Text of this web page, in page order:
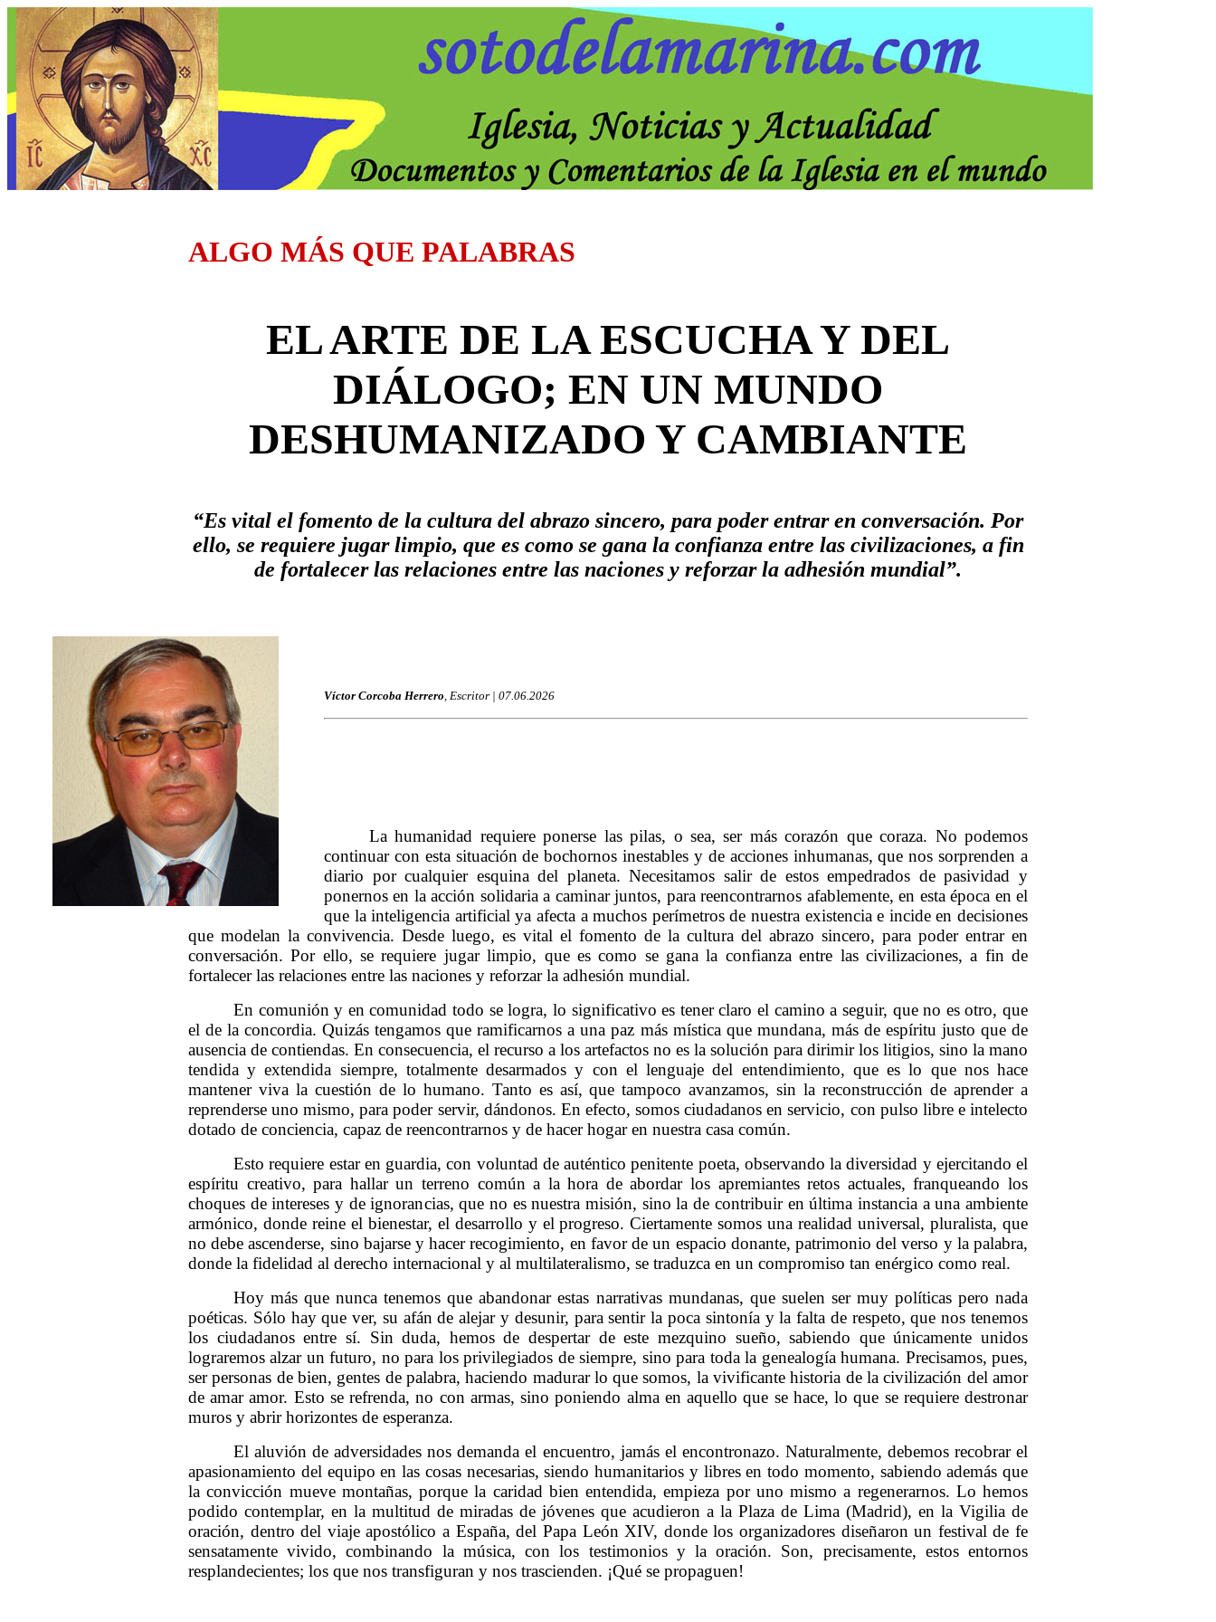
ALGO MÁS QUE PALABRAS
EL ARTE DE LA ESCUCHA Y DEL
DIÁLOGO; EN UN MUNDO
DESHUMANIZADO Y CAMBIANTE
“Es vital el fomento de la cultura del abrazo sincero, para poder entrar en conversación. Por
ello, se requiere jugar limpio, que es como se gana la confianza entre las civilizaciones, a fin
de fortalecer las relaciones entre las naciones y reforzar la adhesión mundial”.
Víctor Corcoba Herrero, Escritor | 07.06.2026
La humanidad requiere ponerse las pilas, o sea, ser más corazón que coraza. No podemos
continuar con esta situación de bochornos inestables y de acciones inhumanas, que nos sorprenden a
diario por cualquier esquina del planeta. Necesitamos salir de estos empedrados de pasividad y
ponernos en la acción solidaria a caminar juntos, para reencontrarnos afablemente, en esta época en el
que la inteligencia artificial ya afecta a muchos perímetros de nuestra existencia e incide en decisiones
que modelan la convivencia. Desde luego, es vital el fomento de la cultura del abrazo sincero, para poder entrar en
conversación. Por ello, se requiere jugar limpio, que es como se gana la confianza entre las civilizaciones, a fin de
fortalecer las relaciones entre las naciones y reforzar la adhesión mundial.
En comunión y en comunidad todo se logra, lo significativo es tener claro el camino a seguir, que no es otro, que
el de la concordia. Quizás tengamos que ramificarnos a una paz más mística que mundana, más de espíritu justo que de
ausencia de contiendas. En consecuencia, el recurso a los artefactos no es la solución para dirimir los litigios, sino la mano
tendida y extendida siempre, totalmente desarmados y con el lenguaje del entendimiento, que es lo que nos hace
mantener viva la cuestión de lo humano. Tanto es así, que tampoco avanzamos, sin la reconstrucción de aprender a
reprenderse uno mismo, para poder servir, dándonos. En efecto, somos ciudadanos en servicio, con pulso libre e intelecto
dotado de conciencia, capaz de reencontrarnos y de hacer hogar en nuestra casa común.
Esto requiere estar en guardia, con voluntad de auténtico penitente poeta, observando la diversidad y ejercitando el
espíritu creativo, para hallar un terreno común a la hora de abordar los apremiantes retos actuales, franqueando los
choques de intereses y de ignorancias, que no es nuestra misión, sino la de contribuir en última instancia a una ambiente
armónico, donde reine el bienestar, el desarrollo y el progreso. Ciertamente somos una realidad universal, pluralista, que
no debe ascenderse, sino bajarse y hacer recogimiento, en favor de un espacio donante, patrimonio del verso y la palabra,
donde la fidelidad al derecho internacional y al multilateralismo, se traduzca en un compromiso tan enérgico como real.
Hoy más que nunca tenemos que abandonar estas narrativas mundanas, que suelen ser muy políticas pero nada
poéticas. Sólo hay que ver, su afán de alejar y desunir, para sentir la poca sintonía y la falta de respeto, que nos tenemos
los ciudadanos entre sí. Sin duda, hemos de despertar de este mezquino sueño, sabiendo que únicamente unidos
lograremos alzar un futuro, no para los privilegiados de siempre, sino para toda la genealogía humana. Precisamos, pues,
ser personas de bien, gentes de palabra, haciendo madurar lo que somos, la vivificante historia de la civilización del amor
de amar amor. Esto se refrenda, no con armas, sino poniendo alma en aquello que se hace, lo que se requiere destronar
muros y abrir horizontes de esperanza.
El aluvión de adversidades nos demanda el encuentro, jamás el encontronazo. Naturalmente, debemos recobrar el
apasionamiento del equipo en las cosas necesarias, siendo humanitarios y libres en todo momento, sabiendo además que
la convicción mueve montañas, porque la caridad bien entendida, empieza por uno mismo a regenerarnos. Lo hemos
podido contemplar, en la multitud de miradas de jóvenes que acudieron a la Plaza de Lima (Madrid), en la Vigilia de
oración, dentro del viaje apostólico a España, del Papa León XIV, donde los organizadores diseñaron un festival de fe
sensatamente vivido, combinando la música, con los testimonios y la oración. Son, precisamente, estos entornos
resplandecientes; los que nos transfiguran y nos trascienden. ¡Qué se propaguen!